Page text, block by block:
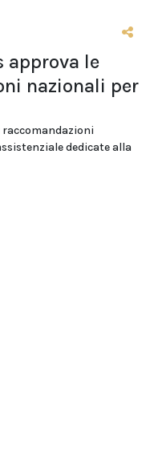
approva le
nazionali per
dedicate alla